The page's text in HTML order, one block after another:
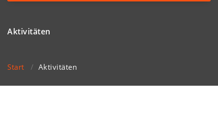
Aktivitäten
Start / Aktivitäten